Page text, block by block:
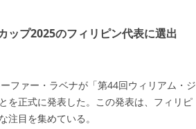
ップ2025のフィリピン代表に選出
ファー・ラベナが「第44回ウィリアム・ジ
を正式に発表した。この発表は、フィリピ
目を集めている。